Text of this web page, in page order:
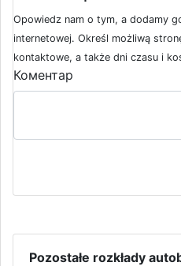
Opowiedz nam o tym, a dodamy
internetowej. Określ możliwą
kontaktowe, a także dni czasu i
Коментар
Pozostałe rozkłady